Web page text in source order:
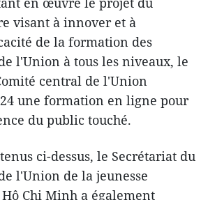
visant à innover et à
de la formation des
l'Union à tous les niveaux, le
central de l'Union
une formation en ligne pour
du public touché.
ci-dessus, le Secrétariat du
l'Union de la jeunesse
Chi Minh a également